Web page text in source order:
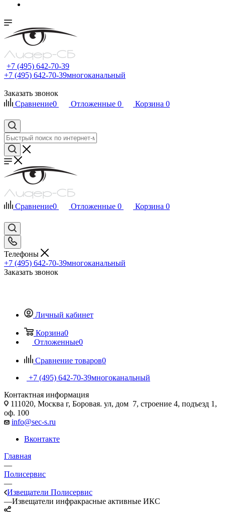
+7 (495) 642-70-39
+7 (495) 642-70-39многоканальный
Заказать звонок
Сравнение0 Отложенные 0 Корзина 0
Сравнение0 Отложенные 0 Корзина 0
Телефоны
+7 (495) 642-70-39многоканальный
Заказать звонок
Личный кабинет
Корзина0
Отложенные0
Сравнение товаров0
+7 (495) 642-70-39многоканальный
Контактная информация
111020, Москва г, Боровая. ул, дом 7, строение 4, подъезд 1,
оф. 100
info@sec-s.ru
Вконтакте
Главная
—
Полисервис
—
Извещатели Полисервис
—Извещатели инфракрасные активные ИКС